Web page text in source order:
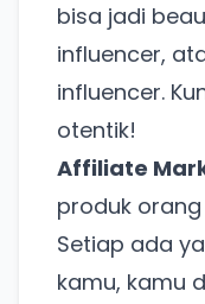
bisa jadi
influencer,
influencer.
otentik!
Affiliate
produk
Setiap ada
kamu, kamu